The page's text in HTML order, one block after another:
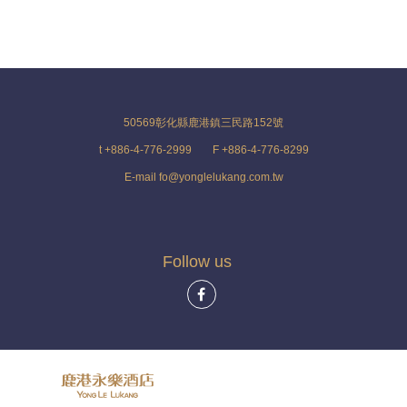
50569彰化縣鹿港鎮三民路152號
t +886-4-776-2999 F +886-4-776-8299
E-mail fo@yonglelukang.com.tw
Follow us